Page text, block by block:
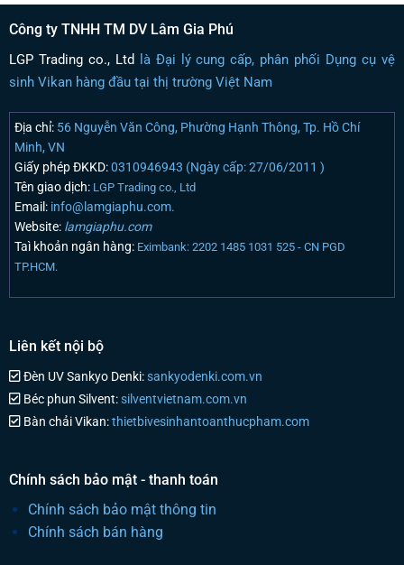
Công ty TNHH TM DV Lâm Gia Phú
LGP Trading co., Ltd là Đại lý cung cấp, phân phối Dụng cụ vệ
sinh Vikan hàng đầu tại thị trường Việt Nam
Địa chỉ:56 Nguyễn Văn Công, Phường Hạnh Thông, Tp. Hồ Chí
Minh, VN
Giấy phép ĐKKD:0310946943 (Ngày cấp: 27/06/2011 )
Tên giao dịch: LGP Trading co., Ltd
Email:info@lamgiaphu.com.
Website:lamgiaphu.com
Taì khoản ngân hàng: Eximbank: 2202 1485 1031 525 - CN PGD
TP.HCM.
Liên kết nội bộ
Đèn UV Sankyo Denki:sankyodenki.com.vn
Béc phun Silvent:silventvietnam.com.vn
Bàn chải Vikan:thietbivesinhantoanthucpham.com
Chính sách bảo mật - thanh toán
Chính sách bảo mật thông tin
Chính sách bán hàng